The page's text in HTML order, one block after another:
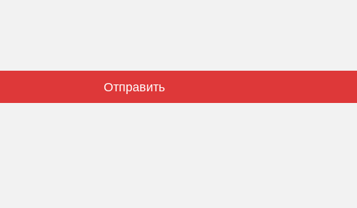
Отправить